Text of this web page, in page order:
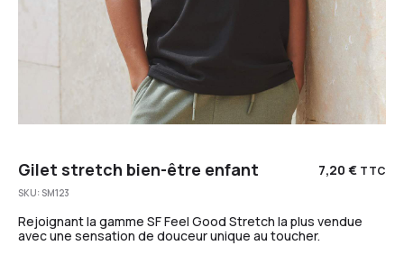
Gilet stretch bien-être enfant 7,20 € TTC
SKU: SM123
Rejoignant la gamme SF Feel Good Stretch la plus vendue
avec une sensation de douceur unique au toucher.